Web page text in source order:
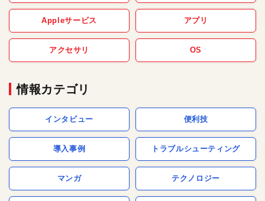
Appleサービス アプリ
アクセサリ OS
情報カテゴリ
インタビュー 便利技
導入事例 トラブルシューティング
マンガ テクノロジー